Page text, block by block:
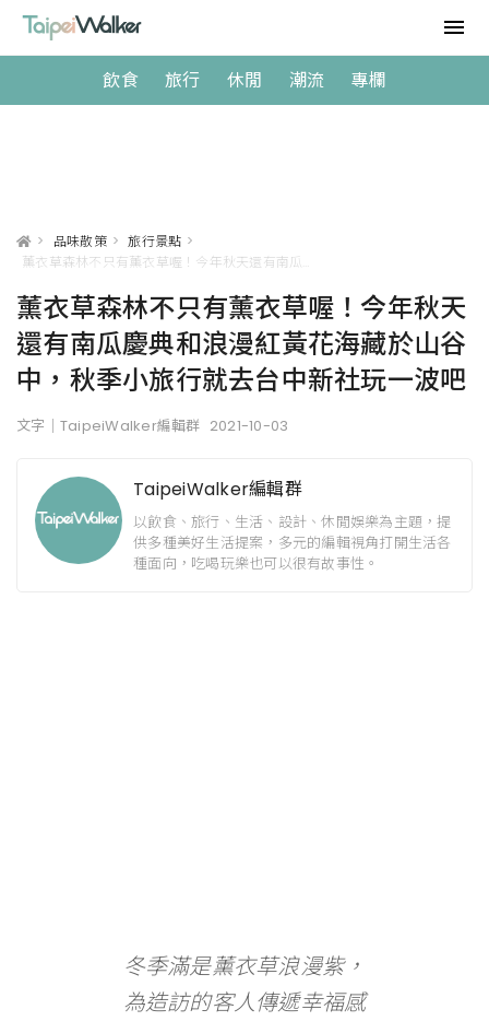
飲食 旅行 休閒 潮流 專欄
> 品味散策 > 旅行景點 >
薰衣草森林不只有薰衣草喔！今年秋天
還有南瓜慶典和浪漫紅黃花海藏於山谷
中，秋季小旅行就去台中新社玩一波吧
文字｜TaipeiWalker編輯群 2021-10-03
TaipeiWalker編輯群
以飲食、旅行、生活、設計、休閒娛樂為主題，提
供多種美好生活提案，多元的編輯視角打開生活各
種面向，吃喝玩樂也可以很有故事性。
冬季滿是薰衣草浪漫紫，
為造訪的客人傳遞幸福感